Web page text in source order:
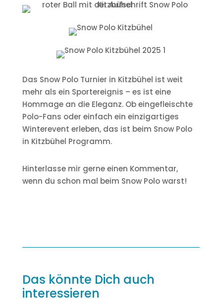
Das Snow Polo Turnier in Kitzbühel ist weit
mehr als ein Sportereignis – es ist eine
Hommage an die Eleganz. Ob eingefleischte
Polo-Fans oder einfach ein einzigartiges
Winterevent erleben, das ist beim Snow Polo
in Kitzbühel Programm.
Hinterlasse mir gerne einen Kommentar,
wenn du schon mal beim Snow Polo warst!
Das könnte Dich auch
interessieren